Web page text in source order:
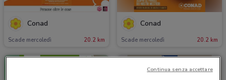
Conad
Scade mercoledì 20.2 km
Conad
Scade mercoledì 20.2 km
Continua senza accettare